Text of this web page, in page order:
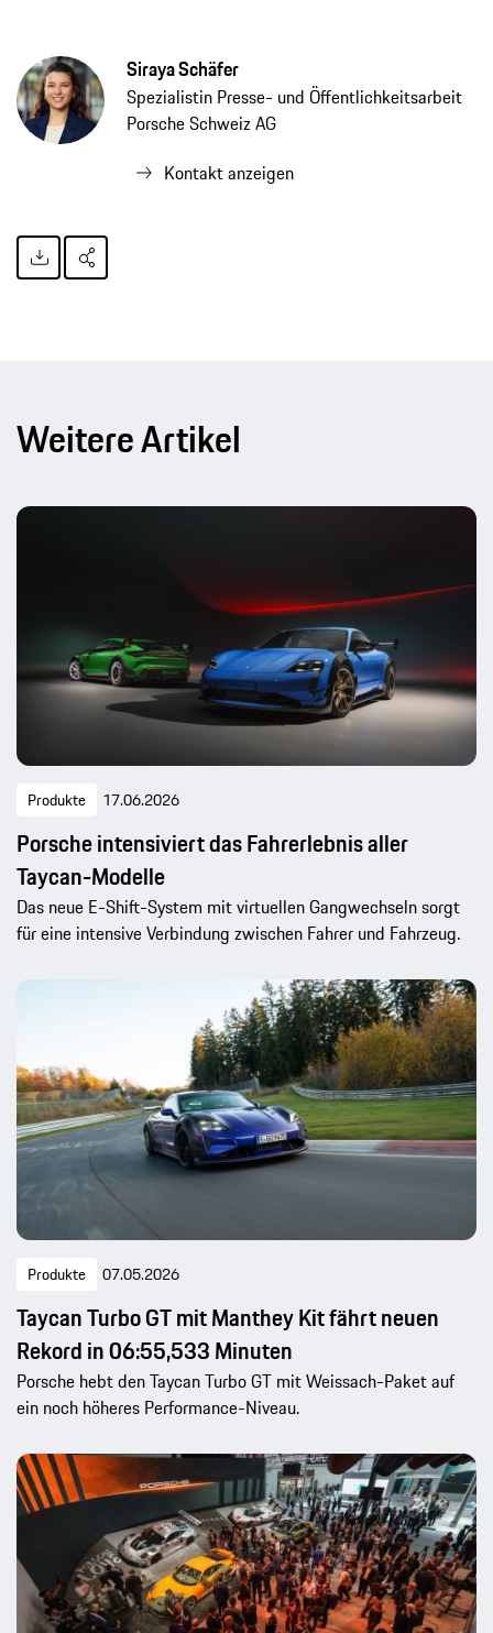
Siraya Schäfer
Spezialistin Presse- und Öffentlichkeitsarbeit
Porsche Schweiz AG
Kontakt anzeigen
Weitere Artikel
Produkte 17.06.2026
Porsche intensiviert das Fahrerlebnis aller
Taycan-Modelle
Das neue E-Shift-System mit virtuellen Gangwechseln sorgt
für eine intensive Verbindung zwischen Fahrer und Fahrzeug.
Produkte 07.05.2026
Taycan Turbo GT mit Manthey Kit fährt neuen
Rekord in 06:55,533 Minuten
Porsche hebt den Taycan Turbo GT mit Weissach-Paket auf
ein noch höheres Performance-Niveau.